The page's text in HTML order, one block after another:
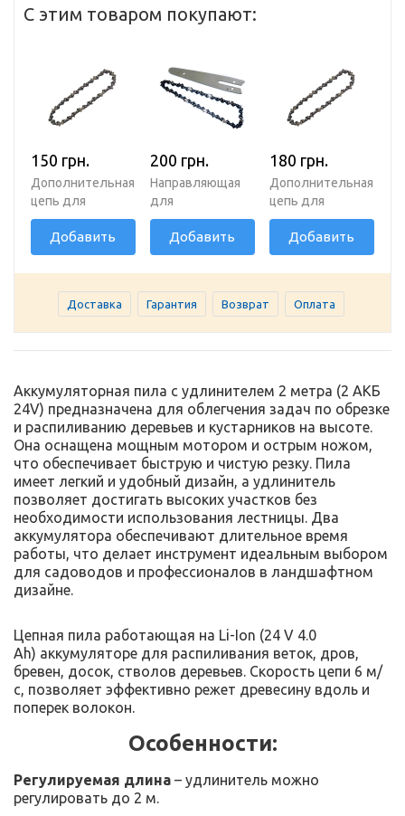
С этим товаром покупают:
150 грн.
Дополнительная
цепь для
аккумуляторной
пилы 6 дюймов
36 звеньев
Добавить
200 грн.
Направляющая
для
аккумуляторной
пилы с цепью 6
дюймов 36
звеньев
Добавить
180 грн.
Дополнительная
цепь для
аккумуляторной
пилы 4 дюйма 28
звеньев
Добавить
Доставка Гарантия Возврат Оплата
Аккумуляторная пила с удлинителем 2 метра (2 АКБ
24V) предназначена для облегчения задач по обрезке
и распиливанию деревьев и кустарников на высоте.
Она оснащена мощным мотором и острым ножом,
что обеспечивает быструю и чистую резку. Пила
имеет легкий и удобный дизайн, а удлинитель
позволяет достигать высоких участков без
необходимости использования лестницы. Два
аккумулятора обеспечивают длительное время
работы, что делает инструмент идеальным выбором
для садоводов и профессионалов в ландшафтном
дизайне.
Цепная пила работающая на Li-Ion (24 V 4.0
Ah) аккумуляторе для распиливания веток, дров,
бревен, досок, стволов деревьев. Скорость цепи 6 м/
с, позволяет эффективно режет древесину вдоль и
поперек волокон.
Особенности:
Регулируемая длина – удлинитель можно
регулировать до 2 м.